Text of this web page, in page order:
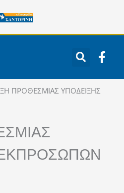
F
a
ΠΡΟΘΕΣΜΙΑΣ ΥΠΟΔΕΙΞΗΣ